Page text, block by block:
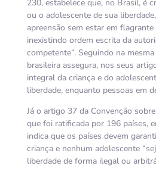
230, estabelece que, no Brasil, é
ou o adolescente de sua
apreensão sem estar em
inexistindo ordem escrita da
competente”. Seguindo na
brasileira assegura, nos seus
integral da criança e do
liberdade, enquanto pessoas em
Já o artigo 37 da Convenção
que foi ratificada por 196 países,
indica que os países devem
criança e nenhum adolescente
liberdade de forma ilegal ou